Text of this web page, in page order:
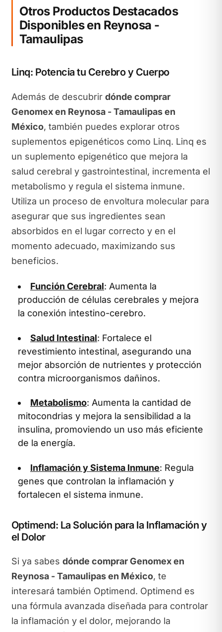
Otros Productos Destacados
Disponibles en Reynosa -
Tamaulipas
Linq: Potencia tu Cerebro y Cuerpo
Además de descubrir dónde comprar
Genomex en Reynosa - Tamaulipas en
México, también puedes explorar otros
suplementos epigenéticos como Linq. Linq es
un suplemento epigenético que mejora la
salud cerebral y gastrointestinal, incrementa el
metabolismo y regula el sistema inmune.
Utiliza un proceso de envoltura molecular para
asegurar que sus ingredientes sean
absorbidos en el lugar correcto y en el
momento adecuado, maximizando sus
beneficios.
Función Cerebral: Aumenta la
producción de células cerebrales y mejora
la conexión intestino-cerebro.
Salud Intestinal: Fortalece el
revestimiento intestinal, asegurando una
mejor absorción de nutrientes y protección
contra microorganismos dañinos.
Metabolismo: Aumenta la cantidad de
mitocondrias y mejora la sensibilidad a la
insulina, promoviendo un uso más eficiente
de la energía.
Inflamación y Sistema Inmune: Regula
genes que controlan la inflamación y
fortalecen el sistema inmune.
Optimend: La Solución para la Inflamación y
el Dolor
Si ya sabes dónde comprar Genomex en
Reynosa - Tamaulipas en México, te
interesará también Optimend. Optimend es
una fórmula avanzada diseñada para controlar
la inflamación y el dolor, mejorando la